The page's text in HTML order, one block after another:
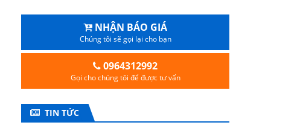
NHẬN BÁO GIÁ
Chúng tôi sẽ gọi lại cho bạn
0964312992
Gọi cho chúng tôi để được tư vấn
TIN TỨC